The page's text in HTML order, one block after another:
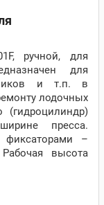
ручной, для
для
и т.п. в
лодочных
(гидроцилиндр)
пресса.
–
высота